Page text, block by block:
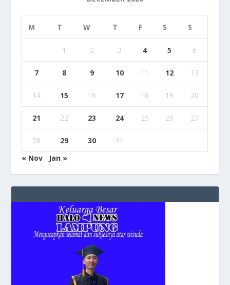
M T W T F S S
1 2 3 4 5 6
7 8 9 10 11 12 13
14 15 16 17 18 19 20
21 22 23 24 25 26 27
28 29 30
31
« Nov
Jan »